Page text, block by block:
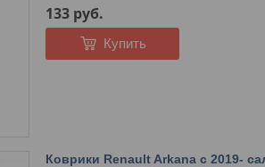
133 руб.
Купить
Коврики Renault Arkana с 2019-